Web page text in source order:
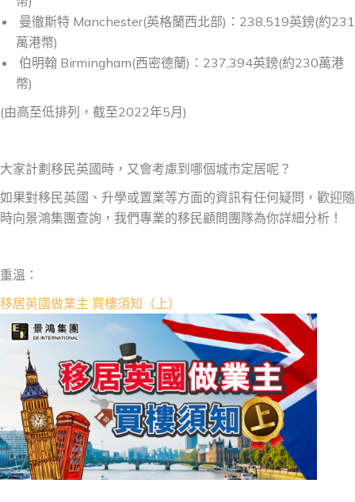
曼徹斯特 Manchester(英格蘭西北部)：238,519英鎊(約231
萬港幣)
伯明翰 Birmingham(西密德蘭)：237,394英鎊(約230萬港
幣)
(由高至低排列，截至2022年5月)
大家計劃移民英國時，又會考慮到哪個城市定居呢？
如果對移民英國、升學或置業等方面的資訊有任何疑問，歡迎隨
時向景鴻集團查詢，我們專業的移民顧問團隊為你詳細分析！
重溫：
移居英國做業主 買樓須知（上）